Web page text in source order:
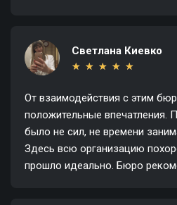
Светлана Киевко
★ ★ ★ ★ ★
★ ★ ★ ★ ★
От взаимодействия с этим
положительные впечатления.
было не сил, не времени
Здесь всю организацию
прошло идеально. Бюро